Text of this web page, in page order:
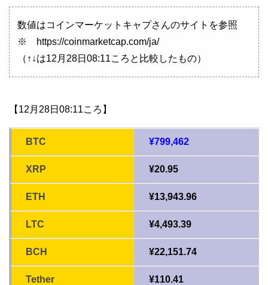
数値はコインマーケットキャプさんのサイトを参照
※ https://coinmarketcap.com/ja/
（↑↓は12月28日08:11ころと比較したもの）
【12月28日08:11ころ】
BTC ¥799,462
XRP ¥20.95
ETH ¥13,943.96
LTC ¥4,493.39
BCH ¥22,151.74
Tether ¥110.41